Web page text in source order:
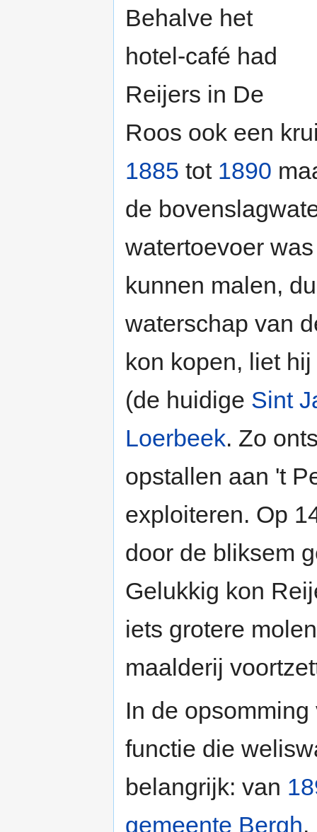
Behalve het
hotel-café had
Reijers in De
Roos ook een
1885 tot 1890
de
watertoevoer
kunnen malen,
waterschap van
kon kopen, liet
(de huidige Sint
Loerbeek. Zo
opstallen aan 't
exploiteren. Op
door de bliksem
Gelukkig kon
iets grotere
maalderij
In de
functie die
belangrijk: van
gemeente Bergh.